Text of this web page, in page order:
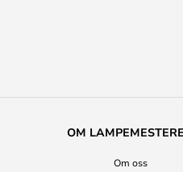
OM
Om oss